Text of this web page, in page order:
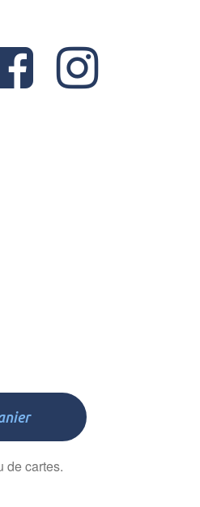

de cartes.